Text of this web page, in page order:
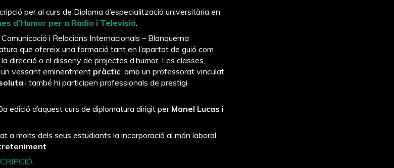
per al curs de Diploma d’especialització universitària en
d’Humor per a Ràdio i Televisió
i Relacions Internacionals – Blanquerna
que ofereix una formació tant en l’apartat de guió com
direcció o el disseny de projectes d’humor. Les classes,
vessant eminentment pràctic amb un professorat vinculat
i també hi participen professionals de prestigi
edició d’aquest curs de diplomatura dirigit per Manel Lucas i
a molts dels seus estudiants la incorporació al món laboral